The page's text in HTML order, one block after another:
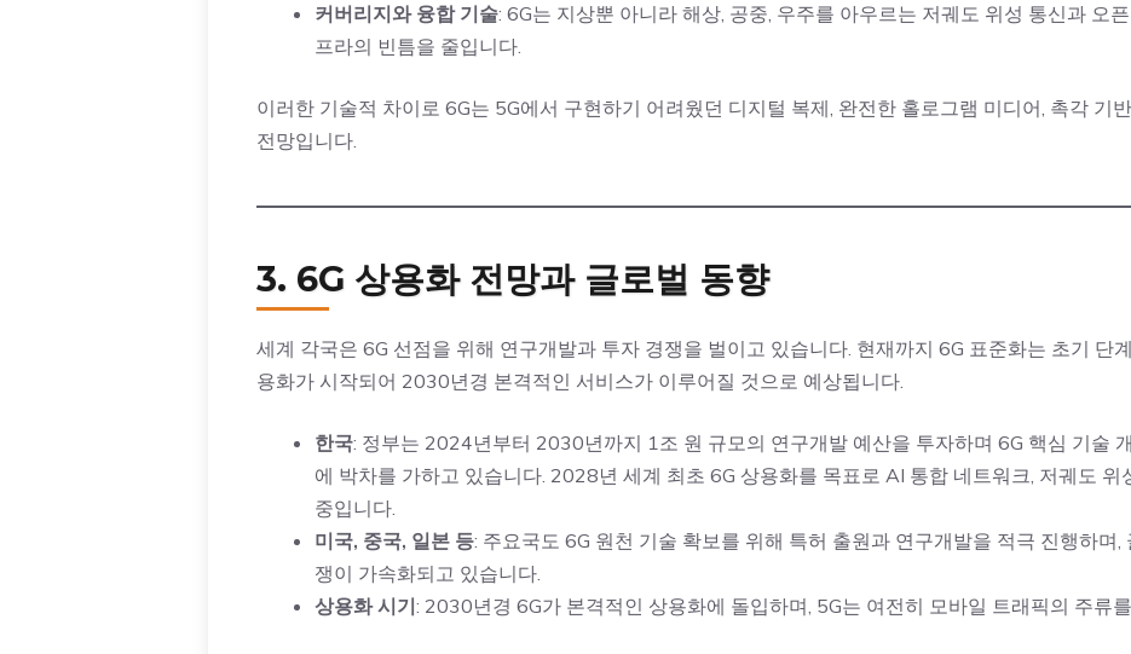
커버리지와 융합 기술: 6G는 지상뿐 아니라 해상, 공중, 우주를 아우르는 저궤도 위성 통신과 오
프라의 빈틈을 줄입니다.
이러한 기술적 차이로 6G는 5G에서 구현하기 어려웠던 디지털 복제, 완전한 홀로그램 미디어, 촉각 기
전망입니다.
3. 6G 상용화 전망과 글로벌 동향
세계 각국은 6G 선점을 위해 연구개발과 투자 경쟁을 벌이고 있습니다. 현재까지 6G 표준화는 초기 단
용화가 시작되어 2030년경 본격적인 서비스가 이루어질 것으로 예상됩니다.
한국: 정부는 2024년부터 2030년까지 1조 원 규모의 연구개발 예산을 투자하며 6G 핵심 기술
에 박차를 가하고 있습니다. 2028년 세계 최초 6G 상용화를 목표로 AI 통합 네트워크, 저궤도 위
중입니다.
미국, 중국, 일본 등: 주요국도 6G 원천 기술 확보를 위해 특허 출원과 연구개발을 적극 진행하며,
쟁이 가속화되고 있습니다.
상용화 시기: 2030년경 6G가 본격적인 상용화에 돌입하며, 5G는 여전히 모바일 트래픽의 주류